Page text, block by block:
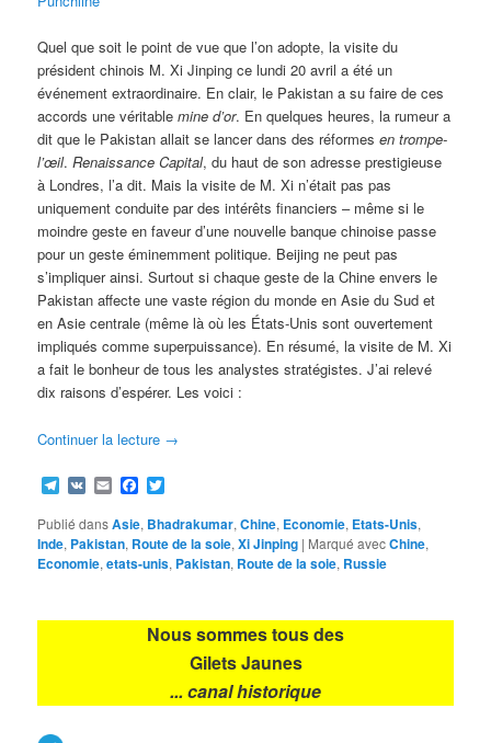
Quel que soit le point de vue que l’on adopte, la visite du
président chinois M. Xi Jinping ce lundi 20 avril a été un
événement extraordinaire. En clair, le Pakistan a su faire de ces
accords une véritablemine d’or. En quelques heures, la rumeur a
dit que le Pakistan allait se lancer dans des réformesen trompe-
l’œil.Renaissance Capital, du haut de son adresse prestigieuse
à Londres, l’a dit. Mais la visite de M. Xi n’était pas pas
uniquement conduite par des intérêts financiers – même si le
moindre geste en faveur d’une nouvelle banque chinoise passe
pour un geste éminemment politique. Beijing ne peut pas
s’impliquer ainsi. Surtout si chaque geste de la Chine envers le
Pakistan affecte une vaste région du monde en Asie du Sud et
en Asie centrale (même là où les États-Unis sont ouvertement
impliqués comme superpuissance). En résumé, la visite de M. Xi
a fait le bonheur de tous les analystes stratégistes. J’ai relevé
dix raisons d’espérer. Les voici :
Continuer la lecture →
Telegram
VK EmailFacebook
Publié dansAsie, Bhadrakumar,Chine, Economie, Etats-Unis,
Inde, Pakistan, Route de la soie,Xi Jinping | Marqué avecChine,
Economie,etats-unis, Pakistan, Route de la soie, Russie
Nous sommes tous des
Gilets Jaunes
... canal historique